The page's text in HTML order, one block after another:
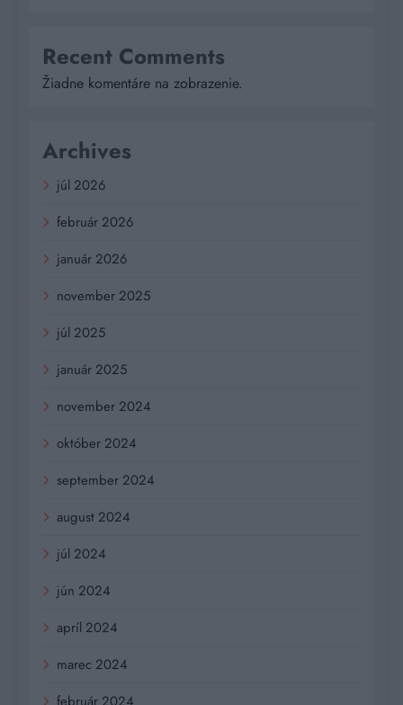
Recent Comments
Žiadne komentáre na zobrazenie.
Archives
júl 2026
február 2026
január 2026
november 2025
júl 2025
január 2025
november 2024
október 2024
september 2024
august 2024
júl 2024
jún 2024
apríl 2024
marec 2024